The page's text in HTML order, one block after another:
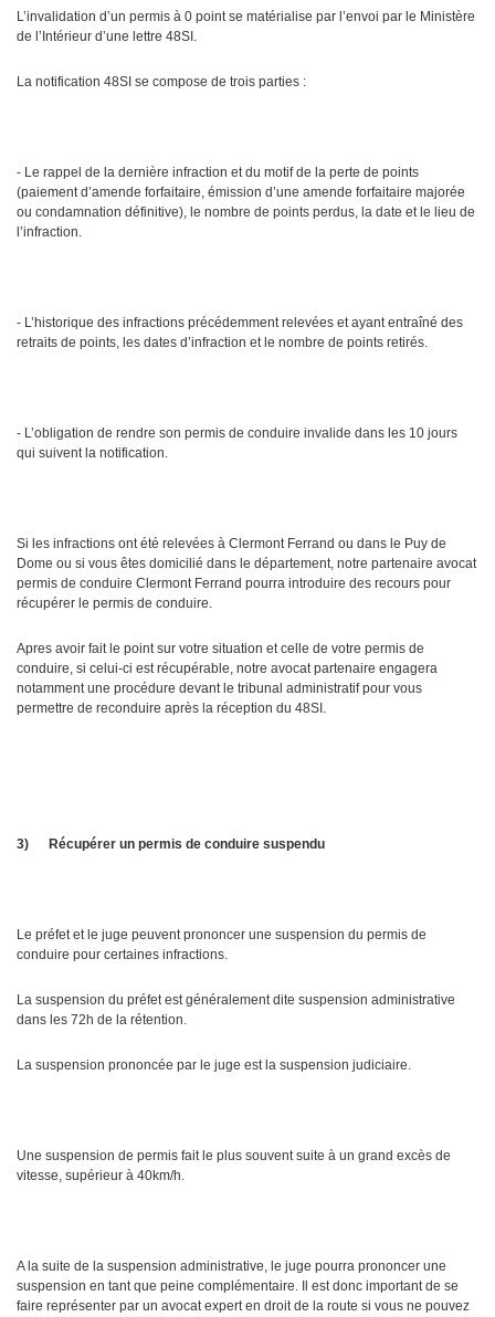
L’invalidation d’un permis à 0 point se matérialise par l’envoi par le Ministère
de l’Intérieur d’une lettre 48SI.
La notification 48SI se compose de trois parties :
- Le rappel de la dernière infraction et du motif de la perte de points
(paiement d’amende forfaitaire, émission d’une amende forfaitaire majorée
ou condamnation définitive), le nombre de points perdus, la date et le lieu de
l’infraction.
- L’historique des infractions précédemment relevées et ayant entraîné des
retraits de points, les dates d’infraction et le nombre de points retirés.
- L’obligation de rendre son permis de conduire invalide dans les 10 jours
qui suivent la notification.
Si les infractions ont été relevées à Clermont Ferrand ou dans le Puy de
Dome ou si vous êtes domicilié dans le département, notre partenaire avocat
permis de conduire Clermont Ferrand pourra introduire des recours pour
récupérer le permis de conduire.
Apres avoir fait le point sur votre situation et celle de votre permis de
conduire, si celui-ci est récupérable, notre avocat partenaire engagera
notamment une procédure devant le tribunal administratif pour vous
permettre de reconduire après la réception du 48SI.
3) Récupérer un permis de conduire suspendu
Le préfet et le juge peuvent prononcer une suspension du permis de
conduire pour certaines infractions.
La suspension du préfet est généralement dite suspension administrative
dans les 72h de la rétention.
La suspension prononcée par le juge est la suspension judiciaire.
Une suspension de permis fait le plus souvent suite à un grand excès de
vitesse, supérieur à 40km/h.
A la suite de la suspension administrative, le juge pourra prononcer une
suspension en tant que peine complémentaire. Il est donc important de se
faire représenter par un avocat expert en droit de la route si vous ne pouvez